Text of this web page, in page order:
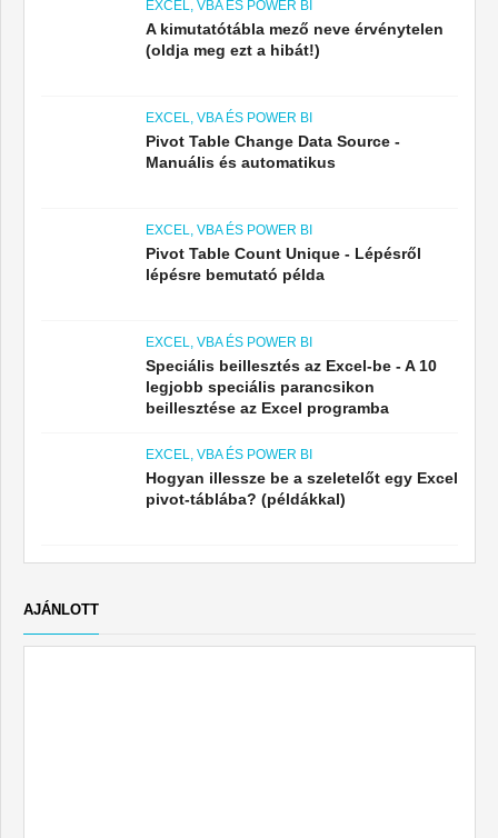
EXCEL, VBA ÉS POWER BI
A kimutatótábla mező neve érvénytelen
(oldja meg ezt a hibát!)
EXCEL, VBA ÉS POWER BI
Pivot Table Change Data Source -
Manuális és automatikus
EXCEL, VBA ÉS POWER BI
Pivot Table Count Unique - Lépésről
lépésre bemutató példa
EXCEL, VBA ÉS POWER BI
Speciális beillesztés az Excel-be - A 10
legjobb speciális parancsikon
beillesztése az Excel programba
EXCEL, VBA ÉS POWER BI
Hogyan illessze be a szeletelőt egy Excel
pivot-táblába? (példákkal)
AJÁNLOTT